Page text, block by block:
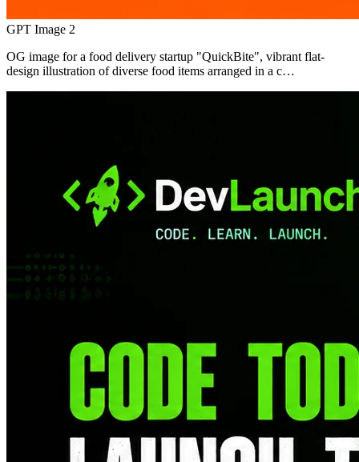
GPT Image 2
OG image for a food delivery startup "QuickBite", vibrant flat-
design illustration of diverse food items arranged in a c…